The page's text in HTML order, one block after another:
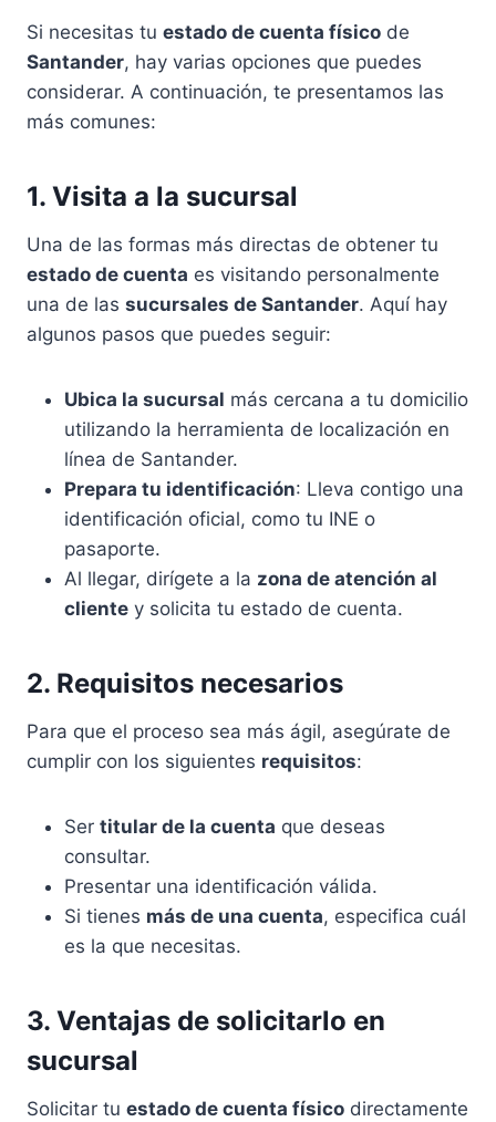
Si necesitas tu estado de cuenta físico de
Santander, hay varias opciones que puedes
considerar. A continuación, te presentamos las
más comunes:
1. Visita a la sucursal
Una de las formas más directas de obtener tu
estado de cuenta es visitando personalmente
una de las sucursales de Santander. Aquí hay
algunos pasos que puedes seguir:
Ubica la sucursal más cercana a tu domicilio
utilizando la herramienta de localización en
línea de Santander.
Prepara tu identificación: Lleva contigo una
identificación oficial, como tu INE o
pasaporte.
Al llegar, dirígete a la zona de atención al
cliente y solicita tu estado de cuenta.
2. Requisitos necesarios
Para que el proceso sea más ágil, asegúrate de
cumplir con los siguientes requisitos:
Ser titular de la cuenta que deseas
consultar.
Presentar una identificación válida.
Si tienes más de una cuenta, especifica cuál
es la que necesitas.
3. Ventajas de solicitarlo en
sucursal
Solicitar tu estado de cuenta físico directamente